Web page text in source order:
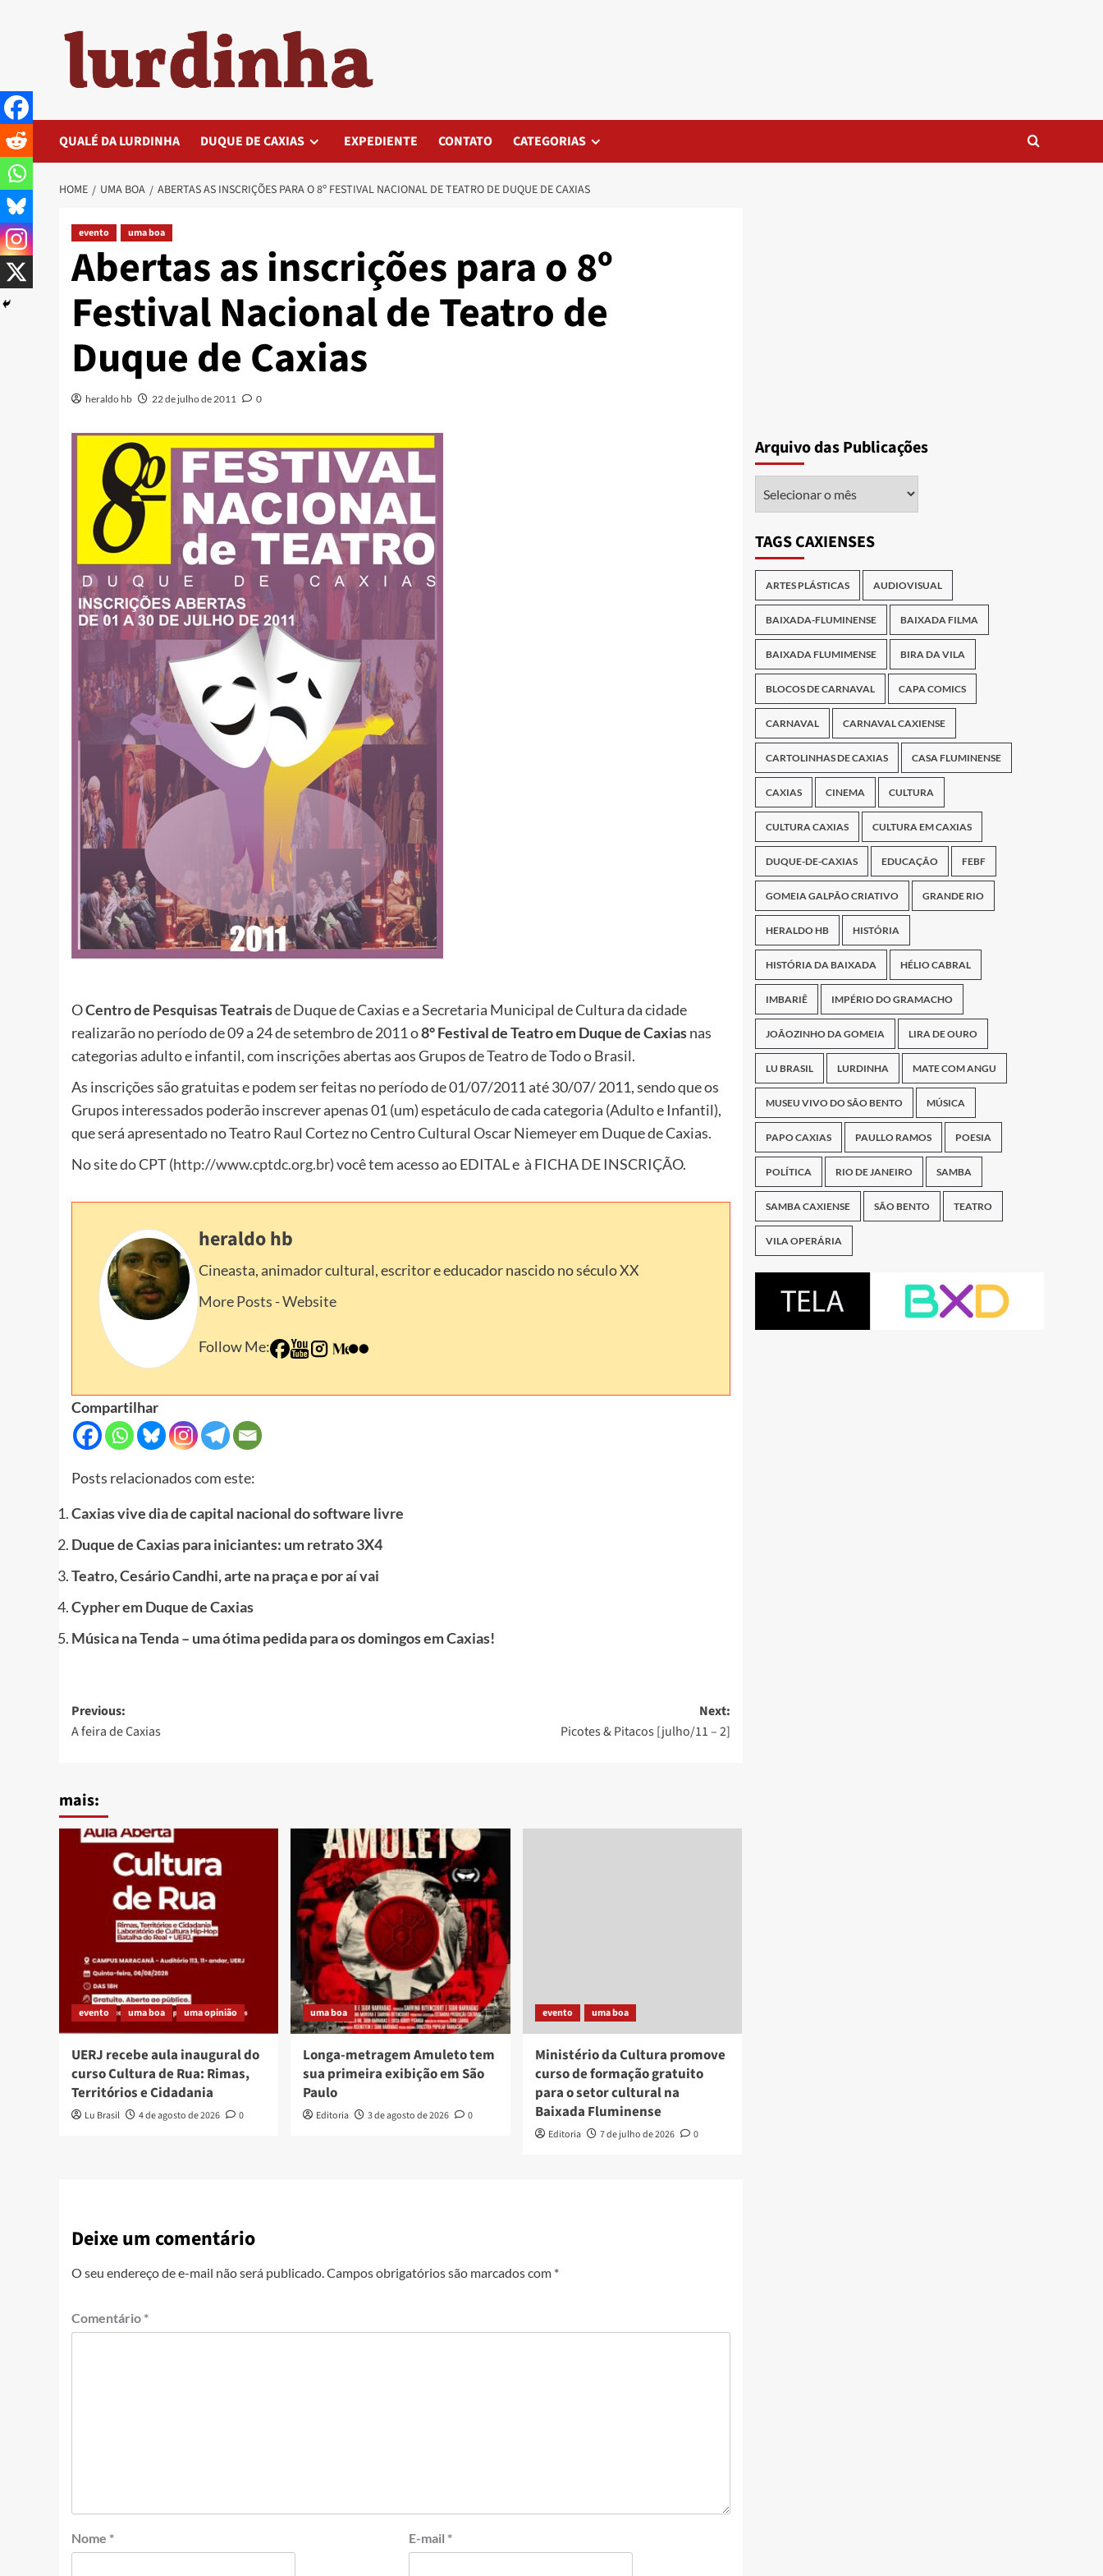
QUALÉ DA LURDINHA DUQUE DE CAXIAS EXPEDIENTE CONTATO CATEGORIAS
HOME UMA BOA ABERTAS AS INSCRIÇÕES PARA O 8º FESTIVAL NACIONAL DE TEATRO DE DUQUE DE CAXIAS
evento uma boa
Abertas as inscrições para o 8º
Festival Nacional de Teatro de
Duque de Caxias
heraldo hb 22 de julho de 2011 0
OCentro de Pesquisas Teatraisde Duque de Caxias e a Secretaria Municipal de Cultura da cidade
realizarão no período de 09 a 24 de setembro de 2011 o8° Festival de Teatro em Duque de Caxiasnas
categorias adulto e infantil, com inscrições abertas aos Grupos de Teatro de Todo o Brasil.
As inscrições são gratuitas e podem ser feitas no período de 01/07/2011 até 30/07/ 2011, sendo que os
Grupos interessados poderão inscrever apenas 01 (um) espetáculo de cada categoria (Adulto e Infantil),
que será apresentado no Teatro Raul Cortez no Centro Cultural Oscar Niemeyer em Duque de Caxias.
No site do CPT (http://www.cptdc.org.br) você tem acesso ao EDITAL e à FICHA DE INSCRIÇÃO.
heraldo hb
Cineasta, animador cultural, escritor e educador nascido no século XX
More Posts -Website
Follow Me:
Compartilhar
Posts relacionados com este:
Caxias vive dia de capital nacional do software livre
Duque de Caxias para iniciantes: um retrato 3X4
Teatro, Cesário Candhi, arte na praça e por aí vai
Cypher em Duque de Caxias
Música na Tenda – uma ótima pedida para os domingos em Caxias!
Post
navigation
Previous:
A feira de Caxias
Next:
Picotes & Pitacos [julho/11 – 2]
mais:
evento uma boa uma opinião
UERJ recebe aula inaugural do
curso Cultura de Rua: Rimas,
Territórios e Cidadania
Lu Brasil 4 de agosto de 2026 0
uma boa
Longa-metragem Amuleto tem
sua primeira exibição em São
Paulo
Editoria 3 de agosto de 2026 0
evento uma boa
Ministério da Cultura promove
curso de formação gratuito
para o setor cultural na
Baixada Fluminense
Editoria 7 de julho de 2026 0
Deixe um comentário
O seu endereço de e-mail não será publicado.Campos obrigatórios são marcados com *
Comentário *
Nome * E-mail *
Arquivo das Publicações
TAGS CAXIENSES
ARTES PLÁSTICAS AUDIOVISUAL
BAIXADA-FLUMINENSE BAIXADA FILMA
BAIXADA FLUMIMENSE BIRA DA VILA
BLOCOS DE CARNAVAL CAPA COMICS
CARNAVAL CARNAVAL CAXIENSE
CARTOLINHAS DE CAXIAS CASA FLUMINENSE
CAXIAS CINEMA CULTURA
CULTURA CAXIAS CULTURA EM CAXIAS
DUQUE-DE-CAXIAS EDUCAÇÃO FEBF
GOMEIA GALPÃO CRIATIVO GRANDE RIO
HERALDO HB HISTÓRIA
HISTÓRIA DA BAIXADA HÉLIO CABRAL
IMBARIÊ IMPÉRIO DO GRAMACHO
JOÃOZINHO DA GOMEIA LIRA DE OURO
LU BRASIL LURDINHA MATE COM ANGU
MUSEU VIVO DO SÃO BENTO MÚSICA
PAPO CAXIAS PAULLO RAMOS POESIA
POLÍTICA RIO DE JANEIRO SAMBA
SAMBA CAXIENSE SÃO BENTO TEATRO
VILA OPERÁRIA